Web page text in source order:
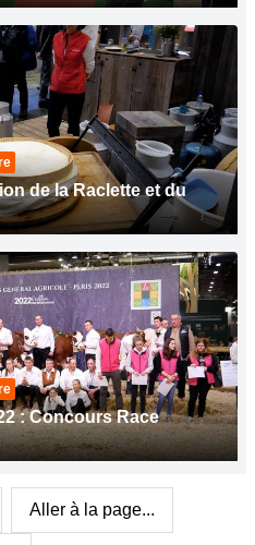
de la Raclette et du
: Concours Race
Aller à la page...